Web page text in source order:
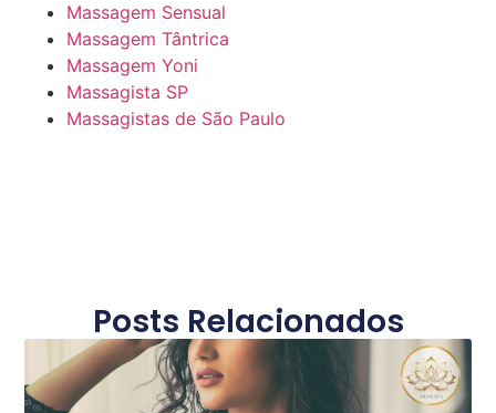
Massagem Sensual
Massagem Tântrica
Massagem Yoni
Massagista SP
Massagistas de São Paulo
Posts Relacionados